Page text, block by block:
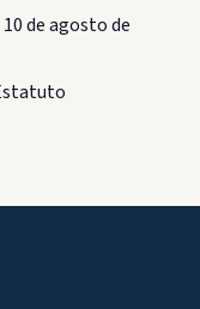
10 de agosto de